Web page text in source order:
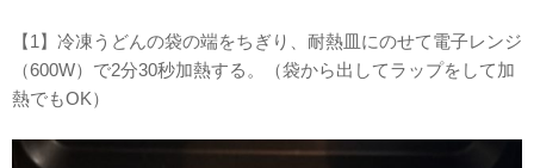
【1】冷凍うどんの袋の端をちぎり、耐熱皿にのせて電子レンジ
（600W）で2分30秒加熱する。（袋から出してラップをして加
熱でもOK）